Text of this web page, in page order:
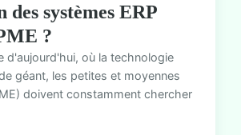
systèmes ERP
?
d'aujourd'hui, où la technologie
géant, les petites et moyennes
doivent constamment chercher